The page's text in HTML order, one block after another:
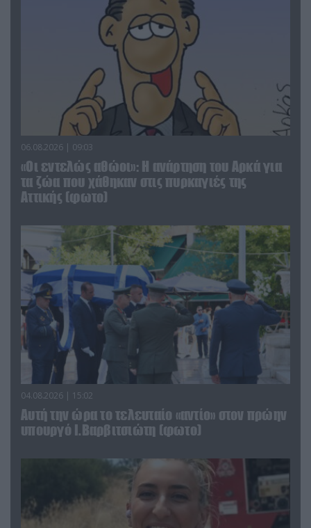
06.08.2026 | 09:03
«Οι εντελώς αθώοι»: Η ανάρτηση του Αρκά για
τα ζώα που χάθηκαν στις πυρκαγιές της
Αττικής (φωτο)
04.08.2026 | 15:02
Αυτή την ώρα το τελευταίο «αντίο» στον πρώην
υπουργό Ι.Βαρβιτσιώτη (φωτο)